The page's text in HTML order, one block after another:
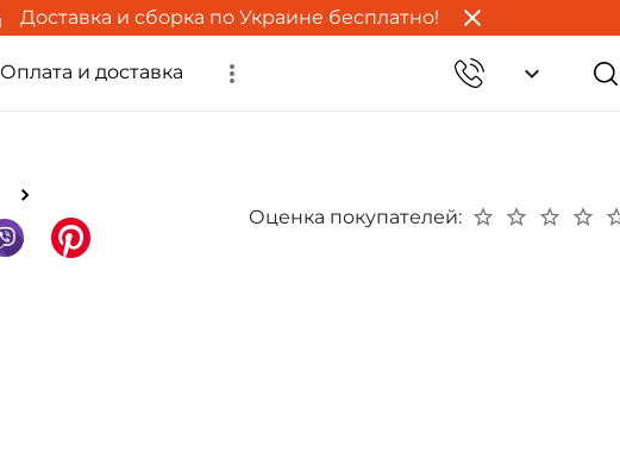
Доставка и сборка по Украине бесплатно!
Оплата и доставка
Оценка покупателей: